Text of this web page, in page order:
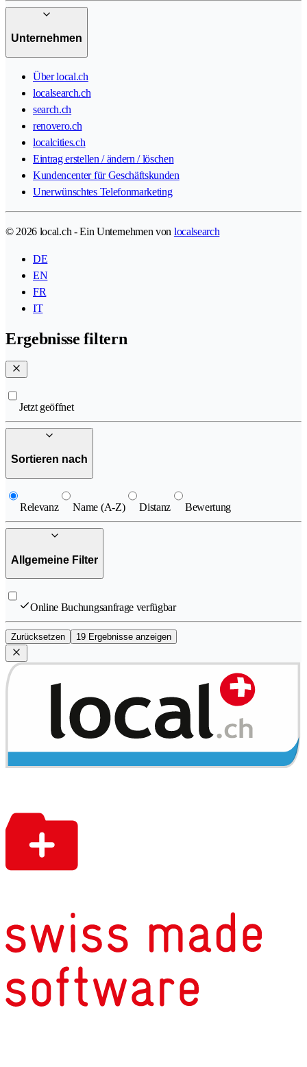
Unternehmen
Über local.ch
localsearch.ch
search.ch
renovero.ch
localcities.ch
Eintrag erstellen / ändern / löschen
Kundencenter für Geschäftskunden
Unerwünschtes Telefonmarketing
© 2026 local.ch - Ein Unternehmen von localsearch
DE
EN
FR
IT
Ergebnisse filtern
Jetzt geöffnet
Sortieren nach
Relevanz Name (A-Z) Distanz Bewertung
Allgemeine Filter
Online Buchungsanfrage verfügbar
Zurücksetzen 19 Ergebnisse anzeigen